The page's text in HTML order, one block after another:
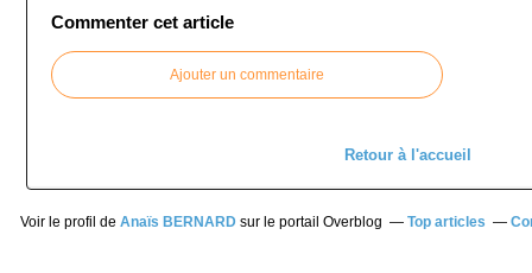
Commenter cet article
Ajouter un commentaire
Retour à l'accueil
Voir le profil de Anaïs BERNARDsur le portail Overblog Top articles